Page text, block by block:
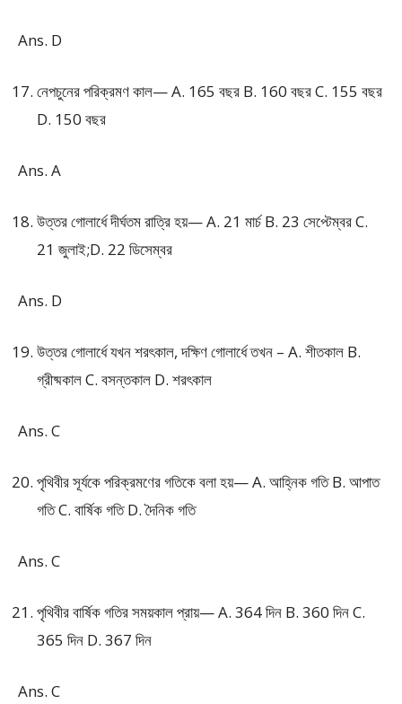
Ans. D
নেপচুনের পরিক্রমণ কাল— A. 165 বছর B. 160 বছর C. 155 বছর
D. 150 বছর
Ans. A
উত্তর গোলার্ধে দীর্ঘতম রাত্রি হয়— A. 21 মার্চ B. 23 সেপ্টেম্বর C.
21 জুলাই;D. 22 ডিসেম্বর
Ans. D
উত্তর গোলার্ধে যখন শরৎকাল, দক্ষিণ গোলার্ধে তখন – A. শীতকাল B.
গ্রীষ্মকাল C. বসন্তকাল D. শরৎকাল
Ans. C
পৃথিবীর সূর্যকে পরিক্রমণের গতিকে বলা হয়— A. আহ্নিক গতি B. আপাত
গতি C. বার্ষিক গতি D. দৈনিক গতি
Ans. C
পৃথিবীর বার্ষিক গতির সময়কাল প্রায়— A. 364 দিন B. 360 দিন C.
365 দিন D. 367 দিন
Ans. C